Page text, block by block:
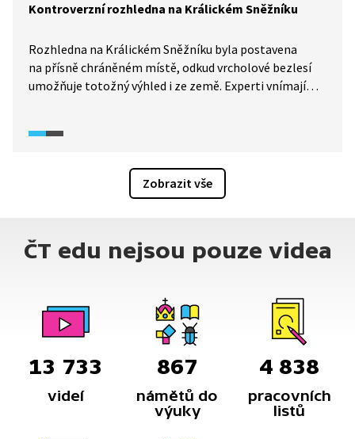
Kontroverzní rozhledna na Králickém Sněžníku
Rozhledna na Králickém Sněžníku byla postavena
na přísně chráněném místě, odkud vrcholové bezlesí
umožňuje totožný výhled i ze země. Experti vnímají
ekosystémy kvůli počtu turistů, které rozhledna může
Zobrazit vše
ČT edu nejsou pouze videa
13 733
videí
867
námětů do
výuky
4 838
pracovních
listů